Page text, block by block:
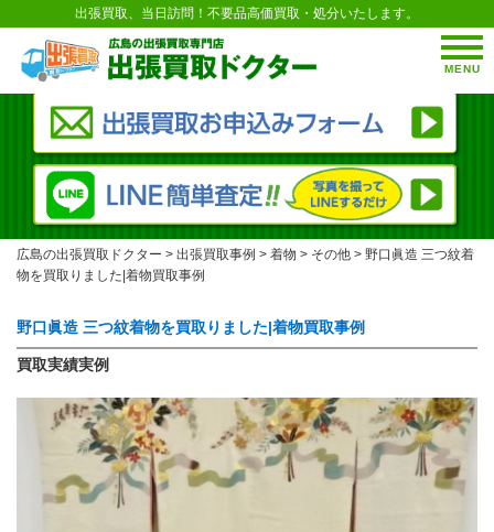
MENU
出張買取、当日訪問！不要品高価買取・処分いたします。
広島の出張買取ドクター > 出張買取事例 > 着物 > その他 > 野口眞造 三つ紋着
物を買取りました|着物買取事例
野口眞造 三つ紋着物を買取りました|着物買取事例
買取実績実例